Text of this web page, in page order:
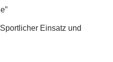
Einsatz und